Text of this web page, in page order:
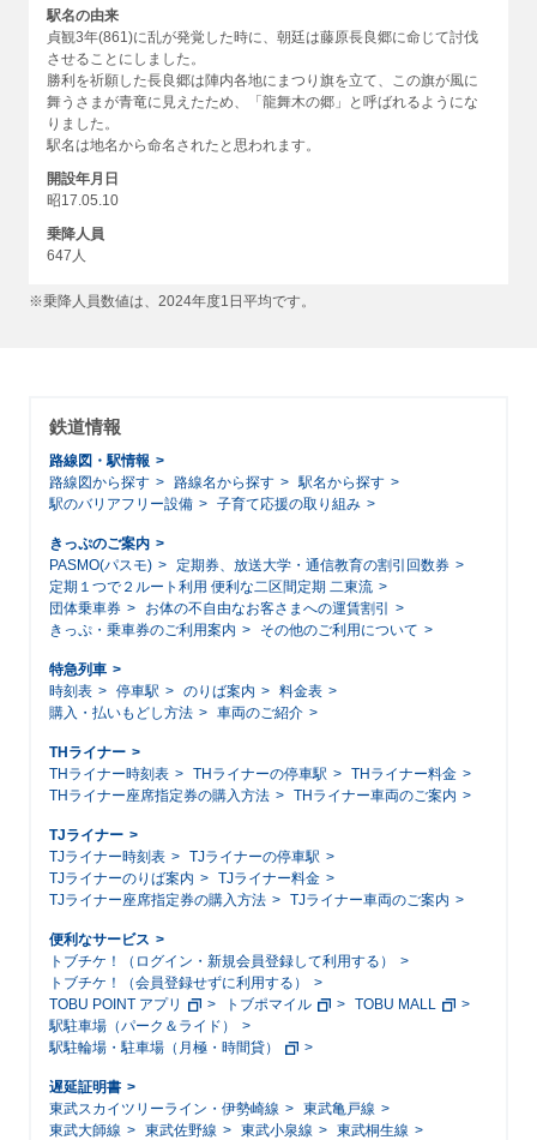
駅名の由来
貞観3年(861)に乱が発覚した時に、朝廷は藤原長良郷に命じて討伐
させることにしました。
勝利を祈願した長良郷は陣内各地にまつり旗を立て、この旗が風に
舞うさまが青竜に見えたため、「龍舞木の郷」と呼ばれるようにな
りました。
駅名は地名から命名されたと思われます。
開設年月日
昭17.05.10
乗降人員
647人
※乗降人員数値は、2024年度1日平均です。
鉄道情報
路線図・駅情報
路線図から探す
路線名から探す
駅名から探す
駅のバリアフリー設備
子育て応援の取り組み
きっぷのご案内
PASMO(パスモ)
定期券、放送大学・通信教育の割引回数券
定期１つで２ルート利用 便利な二区間定期 二東流
団体乗車券
お体の不自由なお客さまへの運賃割引
きっぷ・乗車券のご利用案内
その他のご利用について
特急列車
時刻表
停車駅 のりば案内
料金表
購入・払いもどし方法
車両のご紹介
THライナー
THライナー時刻表
THライナーの停車駅
THライナー料金
THライナー座席指定券の購入方法
THライナー車両のご案内
TJライナー
TJライナー時刻表
TJライナーの停車駅
TJライナーのりば案内
TJライナー料金
TJライナー座席指定券の購入方法
TJライナー車両のご案内
便利なサービス
トブチケ！（ログイン・新規会員登録して利用する）
トブチケ！（会員登録せずに利用する）
TOBU POINT アプリ
トブポマイル
TOBU MALL
駅駐車場（パーク＆ライド）
駅駐輪場・駐車場（月極・時間貸）
遅延証明書
東武スカイツリーライン・伊勢崎線
東武亀戸線
東武大師線
東武佐野線 東武小泉線
東武桐生線